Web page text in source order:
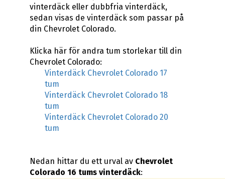
vinterdäck eller dubbfria vinterdäck,
sedan visas de vinterdäck som passar på
din Chevrolet Colorado.
Klicka här för andra tum storlekar till din
Chevrolet Colorado:
Vinterdäck Chevrolet Colorado 17
tum
Vinterdäck Chevrolet Colorado 18
tum
Vinterdäck Chevrolet Colorado 20
tum
Nedan hittar du ett urval av Chevrolet
Colorado 16 tums vinterdäck: